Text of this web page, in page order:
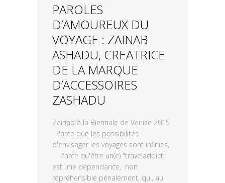
PAROLES
D’AMOUREUX DU
VOYAGE : ZAINAB
ASHADU, CREATRICE
DE LA MARQUE
D’ACCESSOIRES
ZASHADU
Zainab à la Biennale de Venise 2015
Parce que les possibilités
d'envisager les voyages sont infinies,
Parce qu'être un(e) "traveladdict"
est une dépendance, non
répréhensible pénalement, qui, au